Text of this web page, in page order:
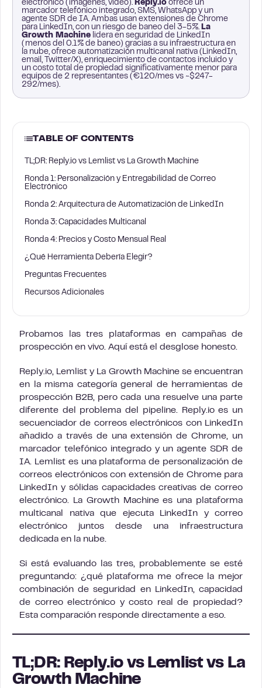
electrónico (imágenes, video). Reply.io ofrece un
marcador telefónico integrado, SMS, WhatsApp y un
agente SDR de IA. Ambas usan extensiones de Chrome
para LinkedIn, con un riesgo de baneo del 3-5%. La
Growth Machine lidera en seguridad de LinkedIn
(menos del 0.1% de baneo) gracias a su infraestructura en
la nube, ofrece automatización multicanal nativa (LinkedIn,
email, Twitter/X), enriquecimiento de contactos incluido y
un costo total de propiedad significativamente menor para
equipos de 2 representantes (€120/mes vs ~$247-
292/mes).
TABLE OF CONTENTS
TL;DR: Reply.io vs Lemlist vs La Growth Machine
Ronda 1: Personalización y Entregabilidad de Correo
Electrónico
Ronda 2: Arquitectura de Automatización de LinkedIn
Ronda 3: Capacidades Multicanal
Ronda 4: Precios y Costo Mensual Real
¿Qué Herramienta Debería Elegir?
Preguntas Frecuentes
Recursos Adicionales
Probamos las tres plataformas en campañas de
prospección en vivo. Aquí está el desglose honesto.
Reply.io, Lemlist y La Growth Machine se encuentran
en la misma categoría general de herramientas de
prospección B2B, pero cada una resuelve una parte
diferente del problema del pipeline. Reply.io es un
secuenciador de correos electrónicos con LinkedIn
añadido a través de una extensión de Chrome, un
marcador telefónico integrado y un agente SDR de
IA. Lemlist es una plataforma de personalización de
correos electrónicos con extensión de Chrome para
LinkedIn y sólidas capacidades creativas de correo
electrónico. La Growth Machine es una plataforma
multicanal nativa que ejecuta LinkedIn y correo
electrónico juntos desde una infraestructura
dedicada en la nube.
Si está evaluando las tres, probablemente se esté
preguntando: ¿qué plataforma me ofrece la mejor
combinación de seguridad en LinkedIn, capacidad
de correo electrónico y costo real de propiedad?
Esta comparación responde directamente a eso.
TL;DR: Reply.io vs Lemlist vs La
Growth Machine